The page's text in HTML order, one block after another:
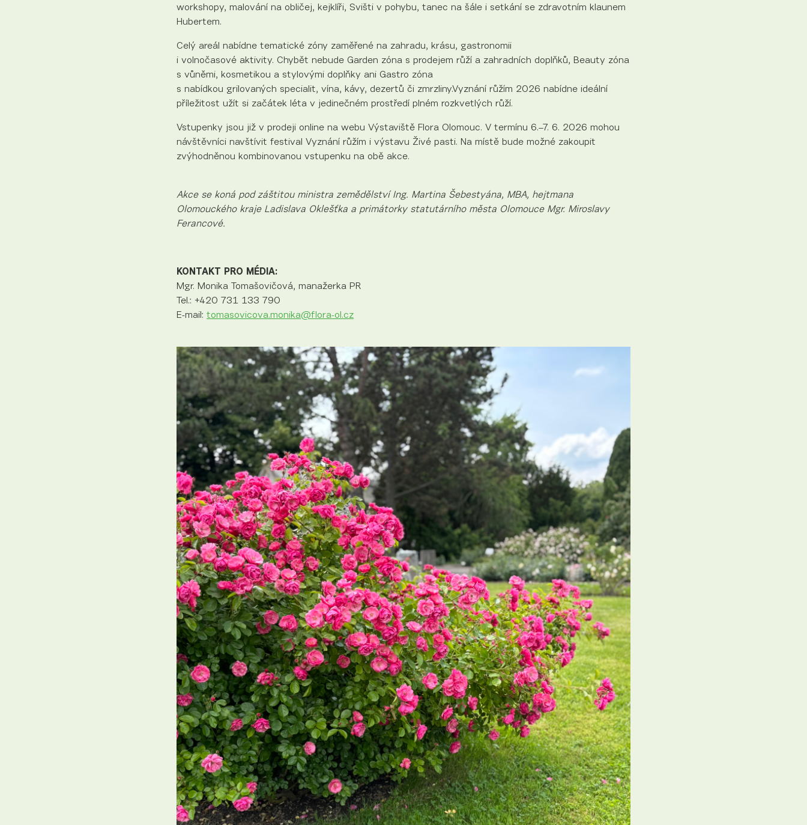
workshopy, malování na obličej, kejklíři, Svišti v pohybu, tanec na šále i setkání se zdravotním klaunem
Hubertem.
Celý areál nabídne tematické zóny zaměřené na zahradu, krásu, gastronomii
i volnočasové aktivity. Chybět nebude Garden zóna s prodejem růží a zahradních doplňků, Beauty zóna
s vůněmi, kosmetikou a stylovými doplňky ani Gastro zóna
s nabídkou grilovaných specialit, vína, kávy, dezertů či zmrzliny.Vyznání růžím 2026 nabídne ideální
příležitost užít si začátek léta v jedinečném prostředí plném rozkvetlých růží.
Vstupenky jsou již v prodeji online na webu Výstaviště Flora Olomouc. V termínu 6.–7. 6. 2026 mohou
návštěvníci navštívit festival Vyznání růžím i výstavu Živé pasti. Na místě bude možné zakoupit
zvýhodněnou kombinovanou vstupenku na obě akce.
Akce se koná pod záštitou ministra zemědělství Ing. Martina Šebestyána, MBA, hejtmana
Olomouckého kraje Ladislava Oklešťka a primátorky statutárního města Olomouce Mgr. Miroslavy
Ferancové.
KONTAKT PRO MÉDIA:
Mgr. Monika Tomašovičová, manažerka PR
Tel.: +420 731 133 790
E-mail: tomasovicova.monika@flora-ol.cz